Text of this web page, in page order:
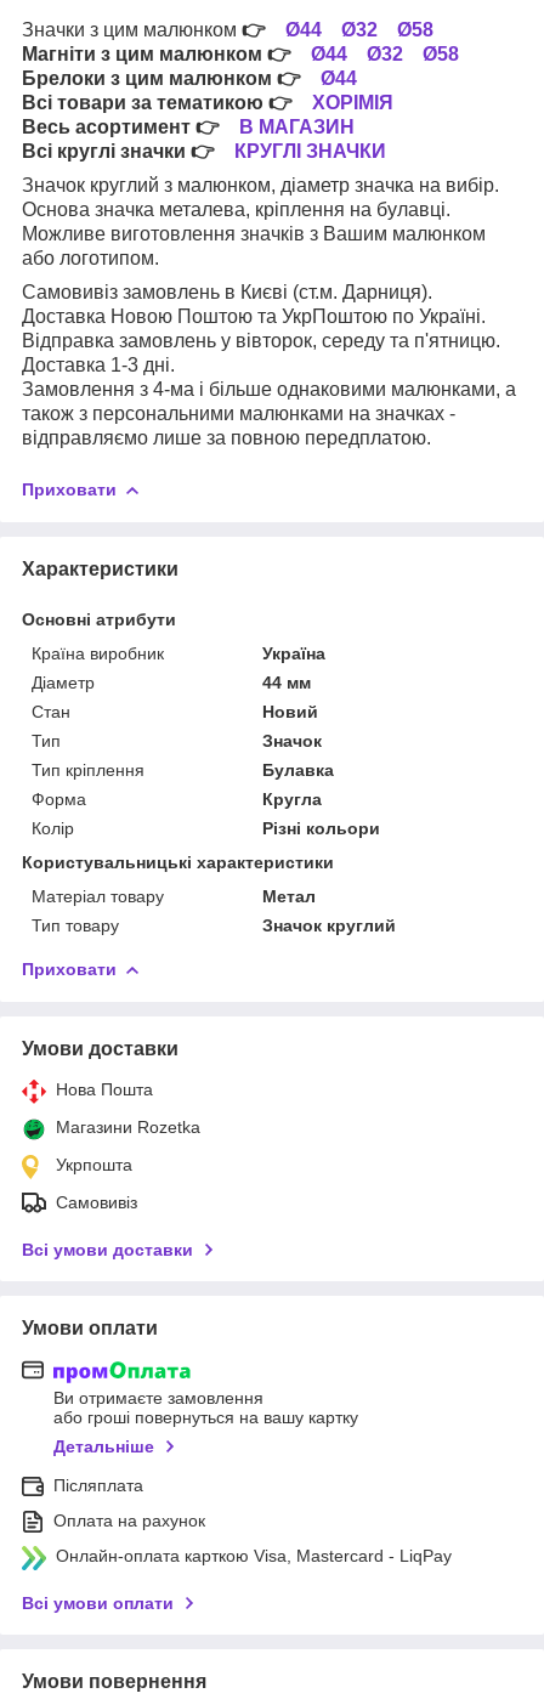
Значки з цим малюнком 👉 Ø44 Ø32
Ø58
Магніти з цим малюнком 👉 Ø44 Ø32
Ø58
Брелоки з цим малюнком 👉 Ø44
Всі товари за тематикою 👉 ХОРІМІЯ
Весь асортимент 👉
В МАГАЗИН
Всі круглі значки 👉
КРУГЛІ ЗНАЧКИ
Значок круглий з малюнком, діаметр значка на вибір.
Основа значка металева, кріплення на булавці.
Можливе виготовлення значків з Вашим малюнком
або логотипом.
Самовивіз замовлень в Києві (ст.м. Дарниця).
Доставка Новою Поштою та УкрПоштою по Україні.
Відправка замовлень у вівторок, середу та п'ятницю.
Доставка 1-3 дні.
Замовлення з 4-ма і більше однаковими малюнками, а
також з персональними малюнками на значках -
відправляємо лише за повною передплатою.
Приховати
Характеристики
Основні атрибути
Країна виробник
Україна
Діаметр
44 мм
Стан
Новий
Тип
Значок
Тип кріплення
Булавка
Форма
Кругла
Колір
Різні кольори
Користувальницькі характеристики
Матеріал товару
Метал
Тип товару
Значок круглий
Приховати
Умови доставки
Нова Пошта
Магазини Rozetka
Укрпошта
Самовивіз
Всі умови доставки
Умови оплати
Ви отримаєте замовлення
або гроші повернуться на вашу картку
Детальніше
Післяплата
Оплата на рахунок
Онлайн-оплата карткою Visa, Mastercard - LiqPay
Всі умови оплати
Умови повернення